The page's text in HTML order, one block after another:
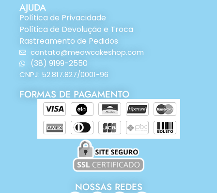
AJUDA
Política de Privacidade
Política de Devolução e Troca
Rastreamento de Pedidos
contato@meowcakeshop.com
(38) 9199-2550
CNPJ: 52.817.827/0001-96
FORMAS DE PAGAMENTO
NOSSAS REDES